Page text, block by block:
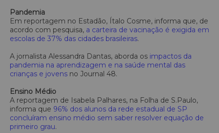
Pandemia
Em reportagem no Estadão, Ítalo Cosme, informa que, de
acordo com pesquisa, a carteira de vacinação é exigida em
escolas de 37% das cidades brasileiras.
A jornalista Alessandra Dantas, aborda os impactos da
pandemia na aprendizagem e na saúde mental das
crianças e jovens no Journal 48.
Ensino Médio
A reportagem de Isabela Palhares, na Folha de S.Paulo,
informa que 96% dos alunos da rede estadual de SP
concluíram ensino médio sem saber resolver equação de
primeiro grau.